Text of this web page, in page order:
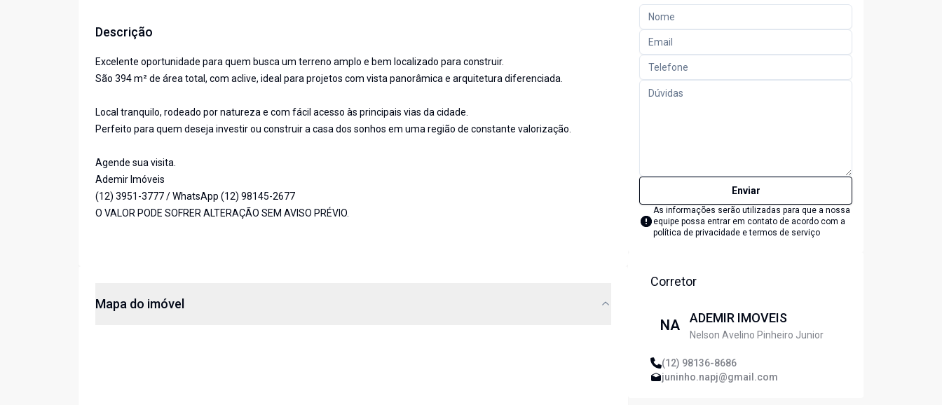
Descrição
Excelente oportunidade para quem busca um terreno amplo e bem localizado para construir.
São 394 m² de área total, com aclive, ideal para projetos com vista panorâmica e arquitetura diferenciada.
Local tranquilo, rodeado por natureza e com fácil acesso às principais vias da cidade.
Perfeito para quem deseja investir ou construir a casa dos sonhos em uma região de constante valorização.
Agende sua visita.
Ademir Imóveis
(12) 3951-3777 / WhatsApp (12) 98145-2677
O VALOR PODE SOFRER ALTERAÇÃO SEM AVISO PRÉVIO.
Mapa do imóvel
Enviar
As informações serão utilizadas para que a nossa
equipe possa entrar em contato de acordo com a
política de privacidade e termos de serviço
Corretor
NA ADEMIR IMOVEIS
Nelson Avelino Pinheiro Junior
(12) 98136-8686
juninho.napj@gmail.com